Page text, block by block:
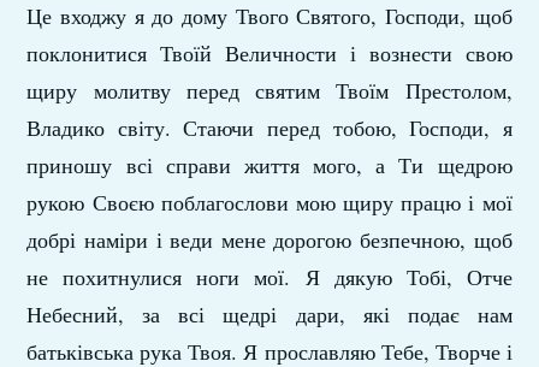
Це входжу я до дому Твого Святого, Господи, щоб
поклонитися Твоїй Величности і вознести свою
щиру молитву перед святим Твоїм Престолом,
Владико світу. Стаючи перед тобою, Господи, я
приношу всі справи життя мого, а Ти щедрою
рукою Своєю поблагослови мою щиру працю і мої
добрі наміри і веди мене дорогою безпечною, щоб
не похитнулися ноги мої. Я дякую Тобі, Отче
Небесний, за всі щедрі дари, які подає нам
батьківська рука Твоя. Я прославляю Тебе, Творче і